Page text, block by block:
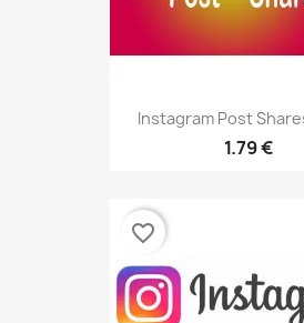
Instagram Post
1.79 €
favorite_border